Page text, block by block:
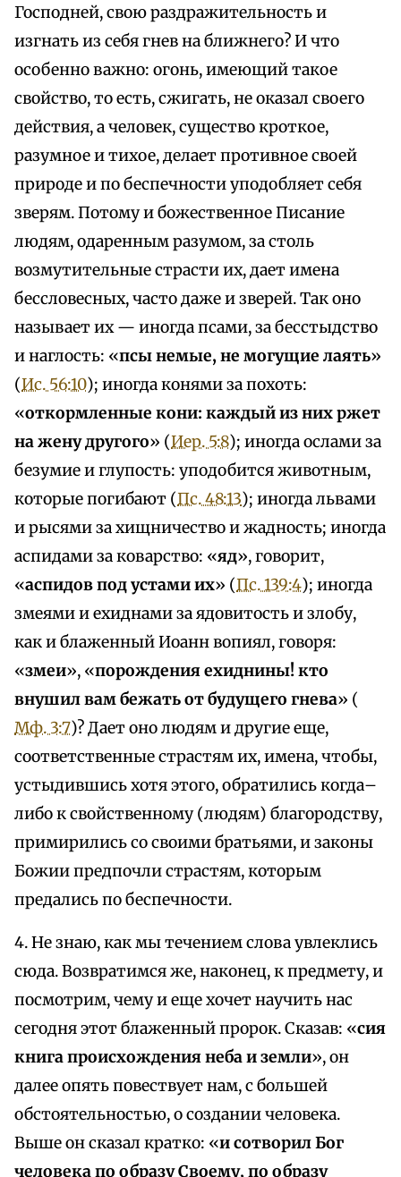
Господней, свою раздражительность и
изгнать из себя гнев на ближнего? И что
особенно важно: огонь, имеющий такое
свойство, то есть, сжигать, не оказал своего
действия, а человек, существо кроткое,
разумное и тихое, делает противное своей
природе и по беспечности уподобляет себя
зверям. Потому и божественное Писание
людям, одаренным разумом, за столь
возмутительные страсти их, дает имена
бессловесных, часто даже и зверей. Так оно
называет их — иногда псами, за бесстыдство
и наглость: «псы немые, не могущие лаять»
(Ис. 56:10); иногда конями за похоть:
«откормленные кони: каждый из них ржет
на жену другого» (Иер. 5:8); иногда ослами за
безумие и глупость: уподобится животным,
которые погибают (Пс. 48:13); иногда львами
и рысями за хищничество и жадность; иногда
аспидами за коварство: «яд», говорит,
«аспидов под устами их» (Пс. 139:4); иногда
змеями и ехиднами за ядовитость и злобу,
как и блаженный Иоанн вопиял, говоря:
«змеи», «порождения ехиднины! кто
внушил вам бежать от будущего гнева» (
Мф. 3:7)? Дает оно людям и другие еще,
соответственные страстям их, имена, чтобы,
устыдившись хотя этого, обратились когда–
либо к свойственному (людям) благородству,
примирились со своими братьями, и законы
Божии предпочли страстям, которым
предались по беспечности.
4. Не знаю, как мы течением слова увлеклись
сюда. Возвратимся же, наконец, к предмету, и
посмотрим, чему и еще хочет научить нас
сегодня этот блаженный пророк. Сказав: «сия
книга происхождения неба и земли», он
далее опять повествует нам, с большей
обстоятельностью, о создании человека.
Выше он сказал кратко: «и сотворил Бог
человека по образу Своему, по образу